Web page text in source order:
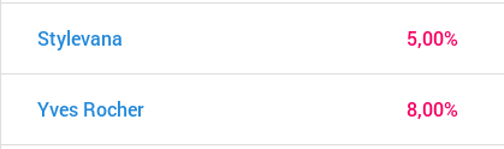
Stylevana 5,00%
Yves Rocher 8,00%